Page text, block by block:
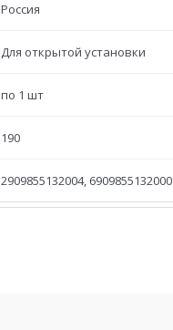
Россия
Для открытой установки
по 1 шт
190
2909855132004, 6909855132000